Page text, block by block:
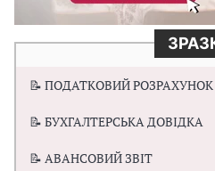
📝 ПОДАТКОВИЙ
📝 БУХГАЛТЕРСЬКА ДОВІДКА
📝 АВАНСОВИЙ ЗВІТ